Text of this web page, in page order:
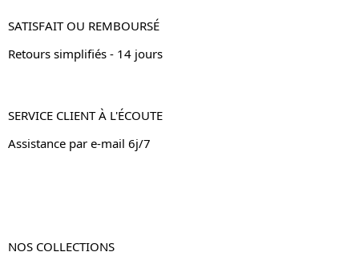
SATISFAIT OU REMBOURSÉ
Retours simplifiés - 14 jours
SERVICE CLIENT À L'ÉCOUTE
Assistance par e-mail 6j/7
NOS COLLECTIONS